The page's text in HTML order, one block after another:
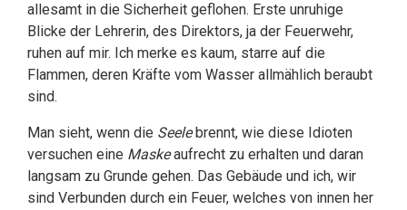
allesamt in die Sicherheit geflohen. Erste unruhige
Blicke der Lehrerin, des Direktors, ja der Feuerwehr,
ruhen auf mir. Ich merke es kaum, starre auf die
Flammen, deren Kräfte vom Wasser allmählich beraubt
sind.
Man sieht, wenn die Seelebrennt, wie diese Idioten
versuchen eine Maskeaufrecht zu erhalten und daran
langsam zu Grunde gehen. Das Gebäude und ich, wir
sind Verbunden durch ein Feuer, welches von innen her